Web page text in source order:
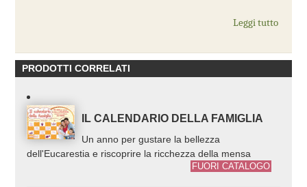
Leggi tutto
PRODOTTI CORRELATI
IL CALENDARIO DELLA FAMIGLIA
Un anno per gustare la bellezza
dell'Eucarestia e riscoprire la ricchezza della mensa
FUORI CATALOGO